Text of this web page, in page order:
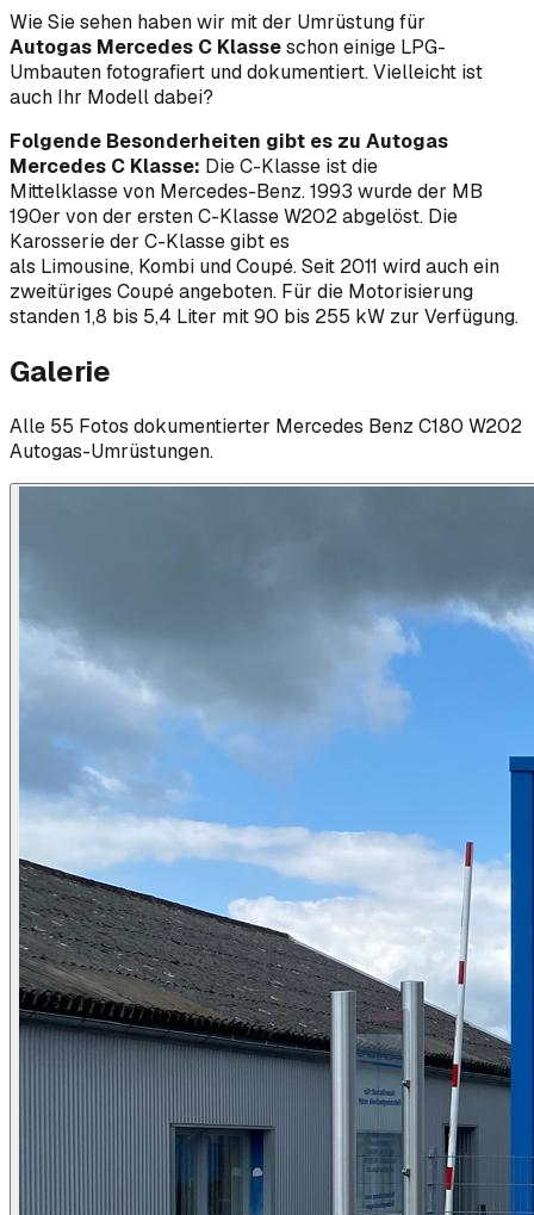
Wie Sie sehen haben wir mit der Umrüstung für
Autogas Mercedes C Klasseschon einige LPG-
Umbauten fotografiert und dokumentiert. Vielleicht ist
auch Ihr Modell dabei?
Folgende Besonderheiten gibt es zu Autogas
Mercedes C Klasse: Die C-Klasse ist die
Mittelklasse von Mercedes-Benz. 1993 wurde der MB
190er von der ersten C-Klasse W202 abgelöst. Die
Karosserie der C-Klasse gibt es
als Limousine, Kombi und Coupé. Seit 2011 wird auch ein
zweitüriges Coupé angeboten. Für die Motorisierung
standen 1,8 bis 5,4 Liter mit 90 bis 255 kW zur Verfügung.
Galerie
Alle 55 Fotos dokumentierter Mercedes Benz C180 W202
Autogas-Umrüstungen.